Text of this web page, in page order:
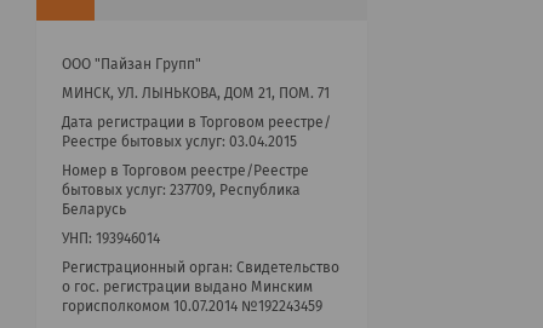
ООО "Пайзан Групп"
МИНСК, УЛ. ЛЫНЬКОВА, ДОМ 21, ПОМ. 71
Дата регистрации в Торговом реестре/
Реестре бытовых услуг: 03.04.2015
Номер в Торговом реестре/Реестре
бытовых услуг: 237709, Республика
Беларусь
УНП: 193946014
Регистрационный орган: Cвидетельство
о гос. регистрации выдано Минским
горисполкомом 10.07.2014 №192243459